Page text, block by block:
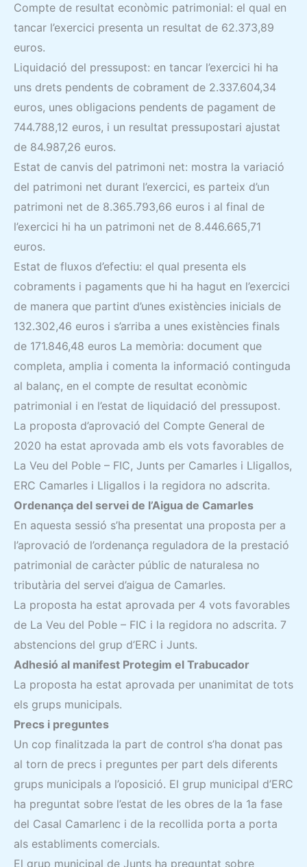
Compte de resultat econòmic patrimonial: el qual en
tancar l’exercici presenta un resultat de 62.373,89
euros.
Liquidació del pressupost: en tancar l’exercici hi ha
uns drets pendents de cobrament de 2.337.604,34
euros, unes obligacions pendents de pagament de
744.788,12 euros, i un resultat pressupostari ajustat
de 84.987,26 euros.
Estat de canvis del patrimoni net: mostra la variació
del patrimoni net durant l’exercici, es parteix d’un
patrimoni net de 8.365.793,66 euros i al final de
l’exercici hi ha un patrimoni net de 8.446.665,71
euros.
Estat de fluxos d’efectiu: el qual presenta els
cobraments i pagaments que hi ha hagut en l’exercici
de manera que partint d’unes existències inicials de
132.302,46 euros i s’arriba a unes existències finals
de 171.846,48 euros La memòria: document que
completa, amplia i comenta la informació continguda
al balanç, en el compte de resultat econòmic
patrimonial i en l’estat de liquidació del pressupost.
La proposta d’aprovació del Compte General de
2020 ha estat aprovada amb els vots favorables de
La Veu del Poble – FIC, Junts per Camarles i Lligallos,
ERC Camarles i Lligallos i la regidora no adscrita.
Ordenança del servei de l’Aigua de Camarles
En aquesta sessió s’ha presentat una proposta per a
l’aprovació de l’ordenança reguladora de la prestació
patrimonial de caràcter públic de naturalesa no
tributària del servei d’aigua de Camarles.
La proposta ha estat aprovada per 4 vots favorables
de La Veu del Poble – FIC i la regidora no adscrita. 7
abstencions del grup d’ERC i Junts.
Adhesió al manifest Protegim el Trabucador
La proposta ha estat aprovada per unanimitat de tots
els grups municipals.
Precs i preguntes
Un cop finalitzada la part de control s’ha donat pas
al torn de precs i preguntes per part dels diferents
grups municipals a l’oposició. El grup municipal d’ERC
ha preguntat sobre l’estat de les obres de la 1a fase
del Casal Camarlenc i de la recollida porta a porta
als establiments comercials.
El grup municipal de Junts ha preguntat sobre